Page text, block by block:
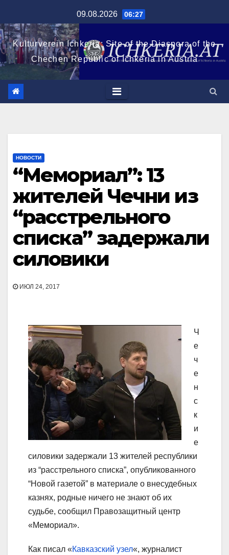
к
содержимому
09.08.2026 06:27
Kulturverein Ichkeria: Site of the Diaspora of the
Chechen Republic of Ichkeria in Austria
НОВОСТИ
“Мемориал”: 13
жителей Чечни из
“расстрельного
списка” задержали
силовики
ИЮЛ 24, 2017
Ч
е
ч
е
н
с
к
и
е
силовики задержали 13 жителей республики
из “расстрельного списка”, опубликованного
“Новой газетой” в материале о внесудебных
казнях, родные ничего не знают об их
судьбе, сообщил Правозащитный центр
«Мемориал».
Как писал «Кавказский узел«, журналист